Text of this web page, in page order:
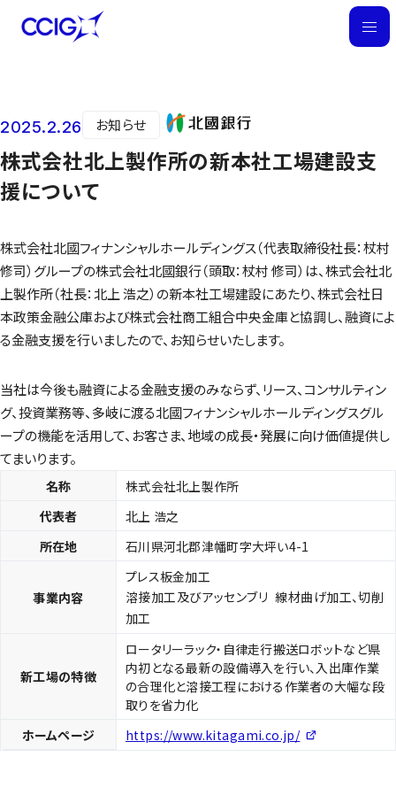
M
ニュース
2025.2.26 お知らせ
株式会社北上製作所の新本社工場建設支
援について
株式会社北國フィナンシャルホールディングス（代表取締役社長：杖村
修司）グループの株式会社北國銀行（頭取：杖村 修司）は、株式会社北
上製作所（社長：北上 浩之）の新本社工場建設にあたり、株式会社日
本政策金融公庫および株式会社商工組合中央金庫と協調し、融資によ
る金融支援を行いましたので、お知らせいたします。
当社は今後も融資による金融支援のみならず、リース、コンサルティン
グ、投資業務等、多岐に渡る北國フィナンシャルホールディングスグル
ープの機能を活用して、お客さま、地域の成長・発展に向け価値提供し
てまいります。
名称
株式会社北上製作所
代表者
北上 浩之
所在地
石川県河北郡津幡町字大坪い4-1
事業内容
プレス板金加工
溶接加工及びアッセンブリ 線材曲げ加工、切削
加工
新工場の特徴
ロータリーラック・自律走行搬送ロボットなど県
内初となる最新の設備導入を行い、入出庫作業
の合理化と溶接工程における作業者の大幅な段
取りを省力化
ホームページ
https://www.kitagami.co.jp/